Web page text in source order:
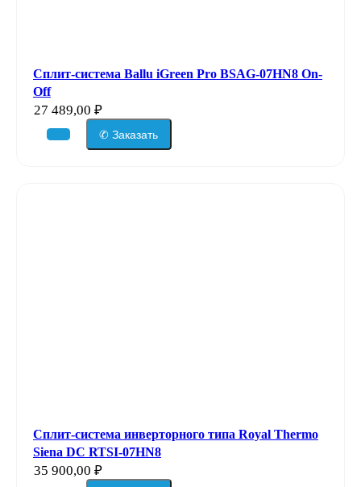
Сплит-система Ballu iGreen Pro BSAG-07HN8 On-
Off
27 489,00 ₽
✆ Заказать
Сплит-система инверторного типа Royal Thermo
Siena DC RTSI-07HN8
35 900,00 ₽